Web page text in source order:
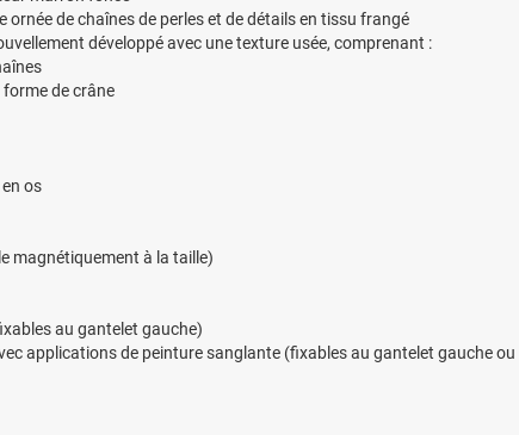
ornée de chaînes de perles et de détails en tissu frangé
développé avec une texture usée, comprenant :
forme de crâne
os
magnétiquement à la taille)
au gantelet gauche)
applications de peinture sanglante (fixables au gantelet gauche